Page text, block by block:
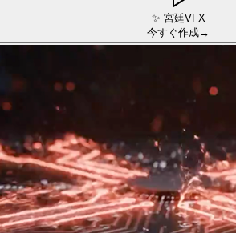
✨ 宮廷VFX
今すぐ作成→